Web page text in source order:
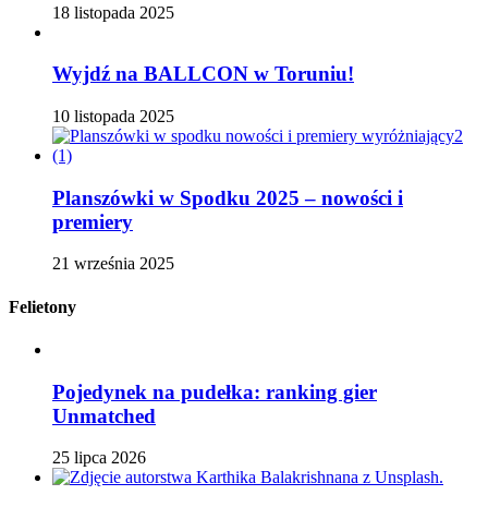
18 listopada 2025
Wyjdź na BALLCON w Toruniu!
10 listopada 2025
Planszówki w Spodku 2025 – nowości i
premiery
21 września 2025
Felietony
Pojedynek na pudełka: ranking gier
Unmatched
25 lipca 2026